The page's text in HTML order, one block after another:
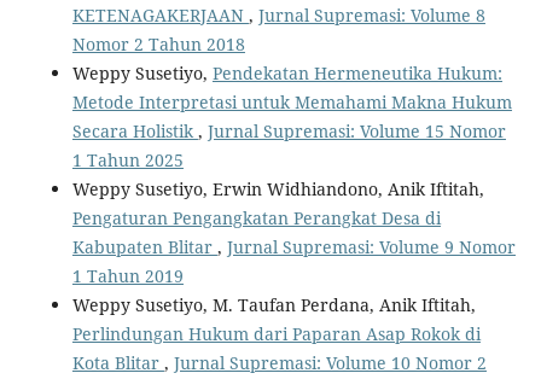
KETENAGAKERJAAN , Jurnal Supremasi: Volume 8
Nomor 2 Tahun 2018
Weppy Susetiyo, Pendekatan Hermeneutika Hukum:
Metode Interpretasi untuk Memahami Makna Hukum
Secara Holistik , Jurnal Supremasi: Volume 15 Nomor
1 Tahun 2025
Weppy Susetiyo, Erwin Widhiandono, Anik Iftitah,
Pengaturan Pengangkatan Perangkat Desa di
Kabupaten Blitar , Jurnal Supremasi: Volume 9 Nomor
1 Tahun 2019
Weppy Susetiyo, M. Taufan Perdana, Anik Iftitah,
Perlindungan Hukum dari Paparan Asap Rokok di
Kota Blitar , Jurnal Supremasi: Volume 10 Nomor 2